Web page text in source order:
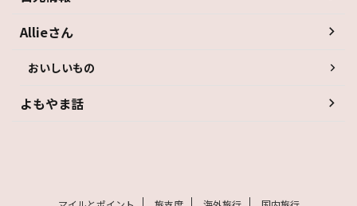
Allieさん
おいしいもの
よもやま話